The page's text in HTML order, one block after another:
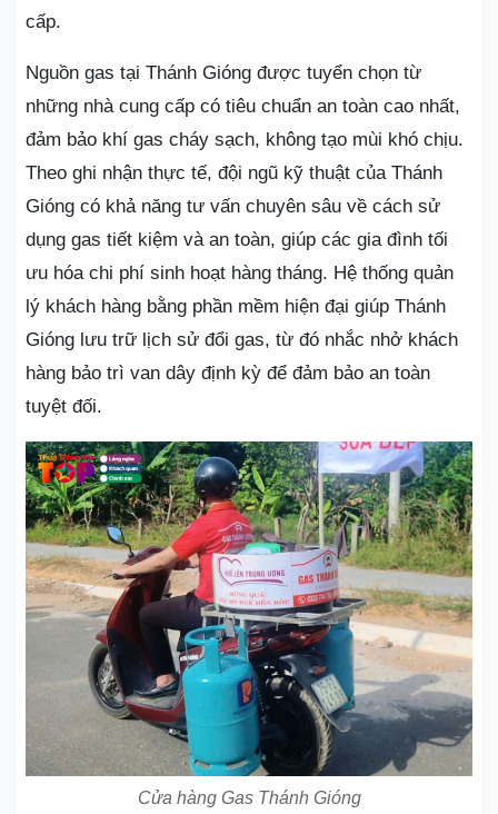
cấp.
Nguồn gas tại Thánh Gióng được tuyển chọn từ
những nhà cung cấp có tiêu chuẩn an toàn cao nhất,
đảm bảo khí gas cháy sạch, không tạo mùi khó chịu.
Theo ghi nhận thực tế, đội ngũ kỹ thuật của Thánh
Gióng có khả năng tư vấn chuyên sâu về cách sử
dụng gas tiết kiệm và an toàn, giúp các gia đình tối
ưu hóa chi phí sinh hoạt hàng tháng. Hệ thống quản
lý khách hàng bằng phần mềm hiện đại giúp Thánh
Gióng lưu trữ lịch sử đổi gas, từ đó nhắc nhở khách
hàng bảo trì van dây định kỳ để đảm bảo an toàn
tuyệt đối.
Cửa hàng Gas Thánh Gióng